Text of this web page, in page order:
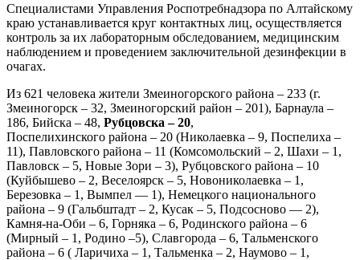
Специалистами Управления Роспотребнадзора по Алтайскому
краю устанавливается круг контактных лиц, осуществляется
контроль за их лабораторным обследованием, медицинским
наблюдением и проведением заключительной дезинфекции в
очагах.
Из 621 человека жители Змеиногорского района – 233 (г.
Змеиногорск – 32, Змеиногорский район – 201), Барнаула –
186, Бийска – 48, Рубцовска – 20,
Поспелихинского района – 20 (Николаевка – 9, Поспелиха –
11), Павловского района – 11 (Комсомольский – 2, Шахи – 1,
Павловск – 5, Новые Зори – 3), Рубцовского района – 10
(Куйбышево – 2, Веселоярск – 5, Новониколаевка – 1,
Березовка – 1, Вымпел — 1), Немецкого национального
района – 9 (Гальбштадт – 2, Кусак – 5, Подсосново — 2),
Камня-на-Оби – 6, Горняка – 6, Родинского района – 6
(Мирный – 1, Родино –5), Славгорода – 6, Тальменского
района – 6 ( Ларичиха – 1, Тальменка – 2, Наумово – 1,